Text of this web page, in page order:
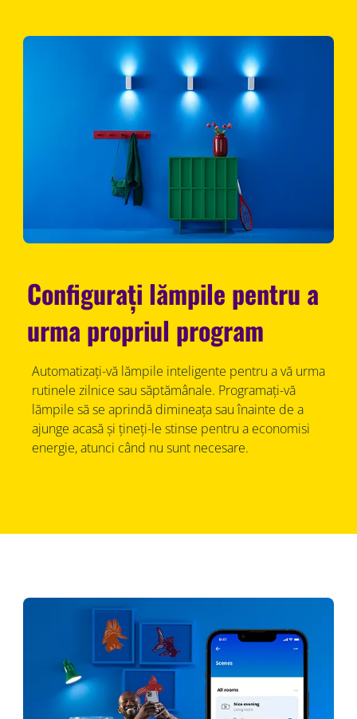
Configurați lămpile pentru a
urma propriul program
Automatizați-vă lămpile inteligente pentru a vă urma
rutinele zilnice sau săptămânale. Programați-vă
lămpile să se aprindă dimineața sau înainte de a
ajunge acasă și țineți-le stinse pentru a economisi
energie, atunci când nu sunt necesare.